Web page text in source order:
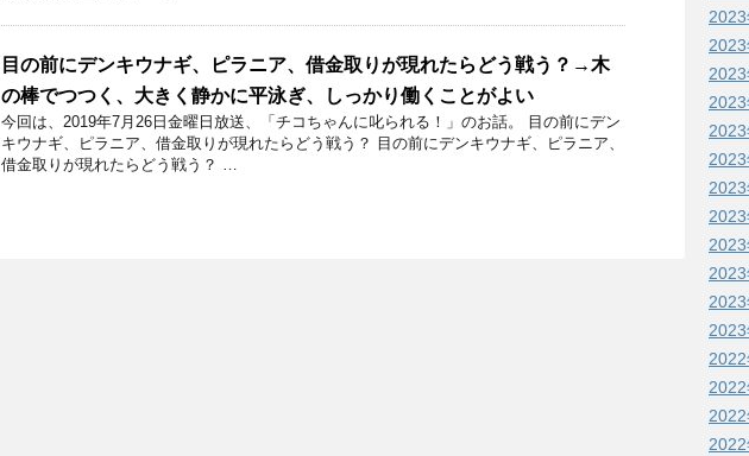
目の前にデンキウナギ、ピラニア、借金取りが現れたらどう戦う？→木
の棒でつつく、大きく静かに平泳ぎ、しっかり働くことがよい
今回は、2019年7月26日金曜日放送、「チコちゃんに叱られる！」のお話。 目の前にデン
キウナギ、ピラニア、借金取りが現れたらどう戦う？ 目の前にデンキウナギ、ピラニア、
借金取りが現れたらどう戦う？ …
2023
2023
2023
2023
2023
2023
2023
2023
2023
2023
2023
2023
2022
2022
2022
2022